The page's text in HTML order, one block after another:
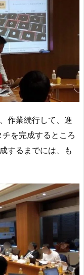
作業続行して、進
を完成するところ
するまでには、も